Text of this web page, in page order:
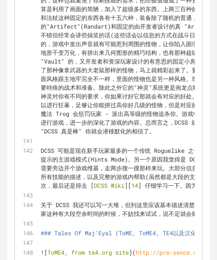
算是利用了画面的简陋，加入了超级多的东西。上两三百种的怪物
和法杖这种固定的东西各有十五六种，装备除了随机的普通，和带
的"Artifect"(Randart)和固定的由开发者设计的真·"Artifect"。
不错但经常会讲些搞笑的话(这些话会以信息的方式在战斗日志中
的，游戏中发出声音就有可能惹到周围的怪物，让你陷入困境。在
地形千变万化，有拼出来几何图形的精巧结构，也有那种超级大房
"Vault" 的，又开发者和资深玩家设计的有意思的固定小房间掺杂
了那种像拿武器的大老鼠那样的怪物，马上就精彩起来了。要完成
面风格跟主地牢完全不一样，里面的怪物也是另一种风格。现在各
要特殊的战术和准备。除此之外它的"神灵"系统更是画龙点睛的一
神灵对你有不同的要求，你如果讨好它那就会有对应的好处。举
以进行狂暴，足够让你能拼过高你好几级的怪物，但是对应的
魔法 Trog 会惩罚玩家 - 派出高等级的怪物追杀你。游戏中各种神
进行游戏，进一步的深化了游戏的内容。总而言之，DCSS 就是超
"DCSS 真是棒" 你就会潜移默化的相信了。
DCSS 可能是现在新手玩家最多的一个传统 Roguelike 之一，他
提示的主游戏模式(Hints Mode)。另一个原因我觉得是 DCSS
需要旁边开个游戏维基，走两步搜一搜那样来玩。大部分信息游戏
所有技能的描述，以及完整的游戏内帮助(虽然都是大段的文字而已
次，最后还是得去 [DCSS Wiki ][14] 仔细学习一下。因为游戏的
关于 DCSS 我还可以写一大堆，但到这里应该基本描述清楚了这是
家这种有大段空余时间的时候，不妨找来试试，说不定就会颠覆你的
### Tales Of Maj'Eyal (ToME, ToME4, TE4以及汉化名称《马
![ToME4, from te4.org site](http://pre-sence.com/